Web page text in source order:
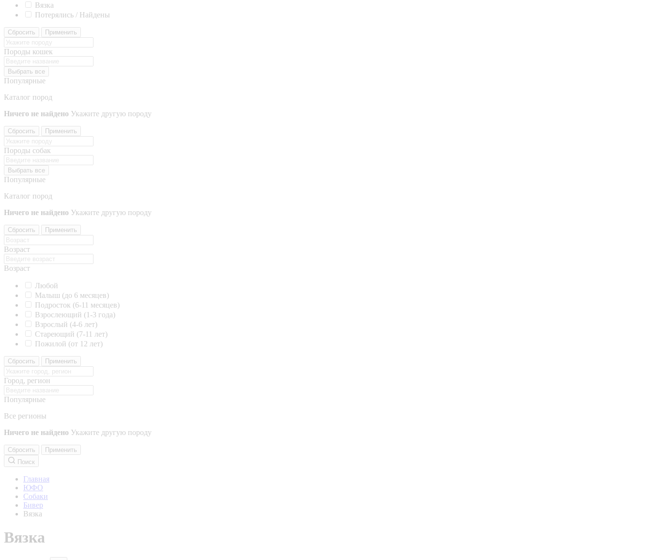
Вязка
Потерялись / Найдены
Сбросить Применить
Породы кошек
Выбрать все
Популярные
Каталог пород
Ничего не найдено Укажите другую породу
Сбросить Применить
Породы собак
Выбрать все
Популярные
Каталог пород
Ничего не найдено Укажите другую породу
Сбросить Применить
Возраст
Возраст
Любой
Малыш (до 6 месяцев)
Подросток (6-11 месяцев)
Взрослеющий (1-3 года)
Взрослый (4-6 лет)
Стареющий (7-11 лет)
Пожилой (от 12 лет)
Сбросить Применить
Город, регион
Популярные
Все регионы
Ничего не найдено Укажите другую породу
Сбросить
Применить
Поиск
Главная
ЮФО
Собаки
Бивер
Вязка
Вязка